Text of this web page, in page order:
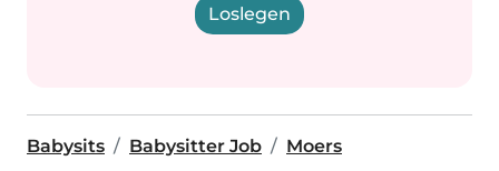
Loslegen
Babysits Babysitter Job Moers